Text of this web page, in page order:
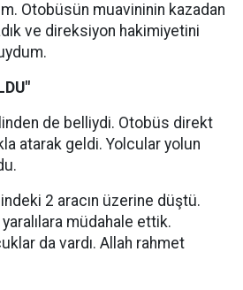
Otobüsün muavininin kazadan
ve direksiyon hakimiyetini
de belliydi. Otobüs direkt
atarak geldi. Yolcular yolun
2 aracın üzerine düştü.
müdahale ettik.
da vardı. Allah rahmet